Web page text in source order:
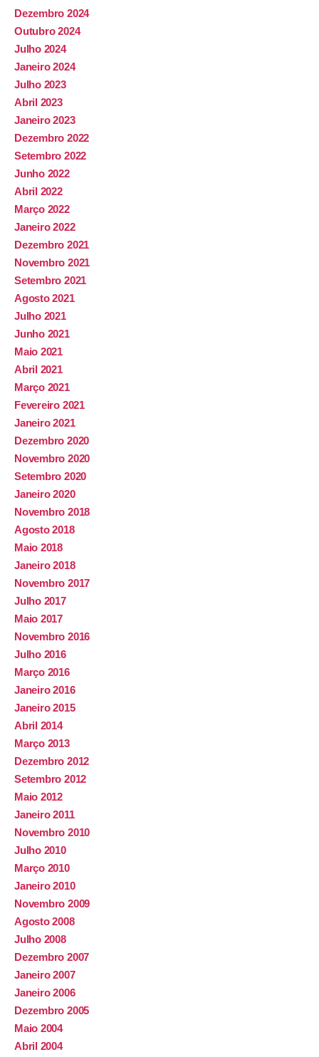
Dezembro 2024
Outubro 2024
Julho 2024
Janeiro 2024
Julho 2023
Abril 2023
Janeiro 2023
Dezembro 2022
Setembro 2022
Junho 2022
Abril 2022
Março 2022
Janeiro 2022
Dezembro 2021
Novembro 2021
Setembro 2021
Agosto 2021
Julho 2021
Junho 2021
Maio 2021
Abril 2021
Março 2021
Fevereiro 2021
Janeiro 2021
Dezembro 2020
Novembro 2020
Setembro 2020
Janeiro 2020
Novembro 2018
Agosto 2018
Maio 2018
Janeiro 2018
Novembro 2017
Julho 2017
Maio 2017
Novembro 2016
Julho 2016
Março 2016
Janeiro 2016
Janeiro 2015
Abril 2014
Março 2013
Dezembro 2012
Setembro 2012
Maio 2012
Janeiro 2011
Novembro 2010
Julho 2010
Março 2010
Janeiro 2010
Novembro 2009
Agosto 2008
Julho 2008
Dezembro 2007
Janeiro 2007
Janeiro 2006
Dezembro 2005
Maio 2004
Abril 2004